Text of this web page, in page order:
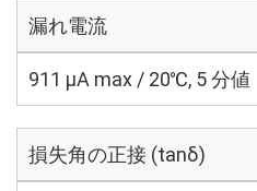
漏れ電流
911 μA max / 20℃, 5 分値
損失角の正接 (tanδ)